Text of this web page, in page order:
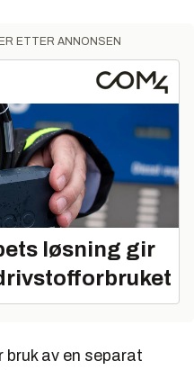
ETTER ANNONSEN
løsning gir
bruk av en separat